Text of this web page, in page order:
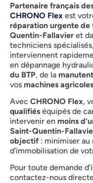
Partenaire français
CHRONO Flex est
réparation urgente de
Quentin-Fallavier et
techniciens
interviennent
en dépannage
du BTP, de la
vos machines agricoles
Avec CHRONO Flex,
qualifiés équipés de
intervenir en moins
Saint-Quentin-
objectif : minimiser
d’immobilisation de
Pour toute demande
contactez-nous